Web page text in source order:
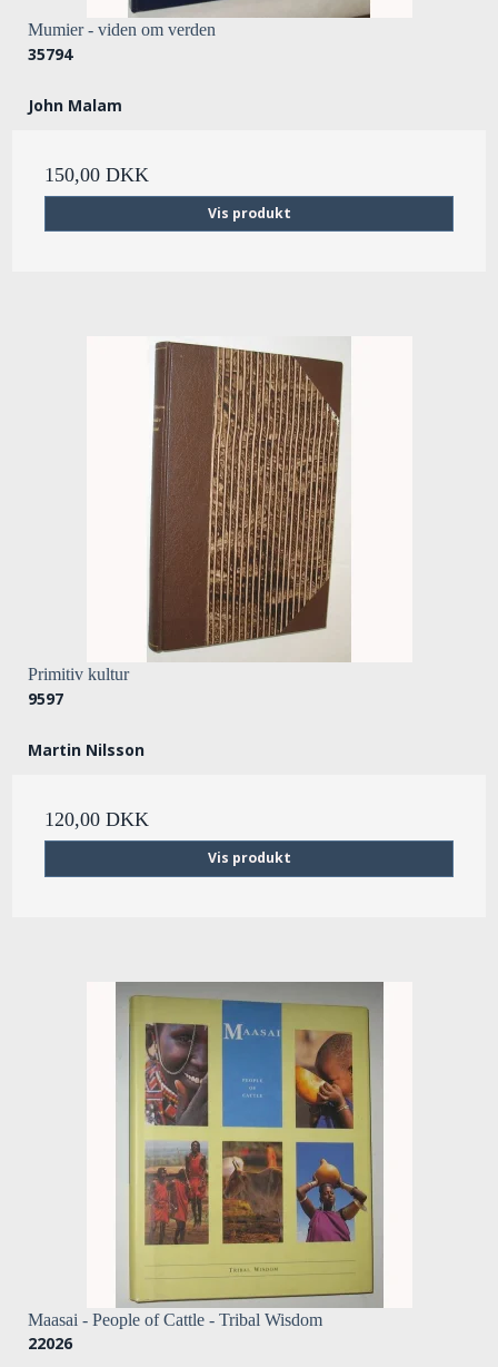
Mumier - viden om verden
35794
John Malam
150,00 DKK
Vis produkt
Primitiv kultur
9597
Martin Nilsson
120,00 DKK
Vis produkt
Maasai - People of Cattle - Tribal Wisdom
22026